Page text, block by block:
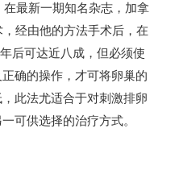
最新一期知名杂志，加拿
经由他的方法手术后，在
后可达近八成，但必须使
确的操作，才可将卵巢的
此法尤适合于对刺激排卵
可供选择的治疗方式。